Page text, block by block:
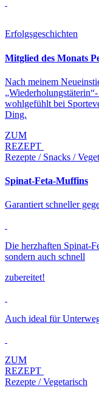
Erfolgsgeschichten
Mitglied des Monats
Nach meinem
wohlgefühlt bei
Ding.
ZUM
REZEPT
Rezepte / Snacks /
Spinat-Feta-Muffins
Garantiert schneller
Die herzhaften Spinat-
sondern auch schnell
zubereitet!
Auch ideal für
ZUM
REZEPT
Rezepte / Vegetarisch